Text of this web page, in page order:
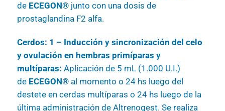
de ECEGON®junto con una dosis de
prostaglandina F2 alfa.
Cerdos: 1 – Inducción y sincronización del celo
y ovulación en hembras primíparas y
multíparas: Aplicación de 5 mL (1.000 U.I.)
de ECEGON®al momento o 24 hs luego del
destete en cerdas multíparas o 24 hs luego de la
última administración de Altrenogest. Se realiza